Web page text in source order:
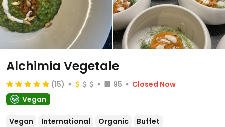
Alchimia Vegetale
(15) 95
Closed Now
Vegan
Vegan International Organic
Buffet